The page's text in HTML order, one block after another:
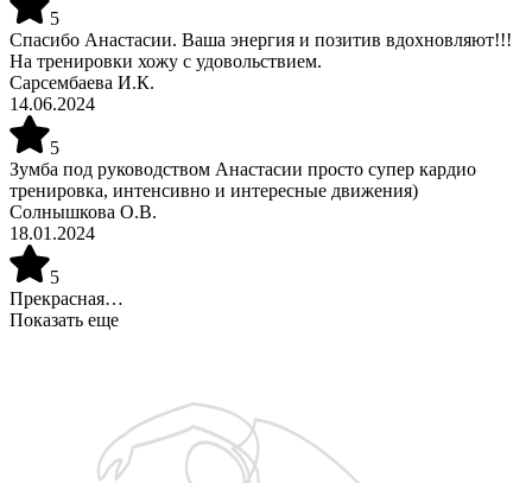
5
Спасибо Анастасии. Ваша энергия и позитив вдохновляют!!!
На тренировки хожу с удовольствием.
Сарсембаева И.К.
14.06.2024
5
Зумба под руководством Анастасии просто супер кардио
тренировка, интенсивно и интересные движения)
Солнышкова О.В.
18.01.2024
5
Прекрасная…
Показать еще